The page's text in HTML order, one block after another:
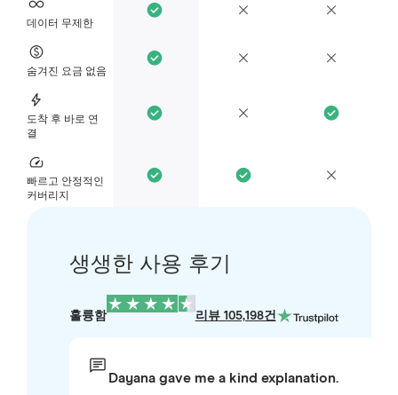
데이터 무제한
숨겨진 요금 없음
도착 후 바로 연
결
빠르고 안정적인
커버리지
생생한 사용 후기
훌륭함 리뷰 105,198건
Dayana gave me a kind explanation.